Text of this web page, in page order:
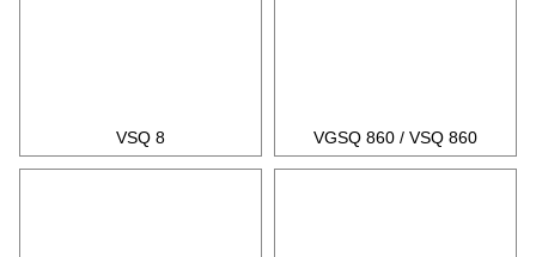
VSQ 8 VGSQ 860 / VSQ 860